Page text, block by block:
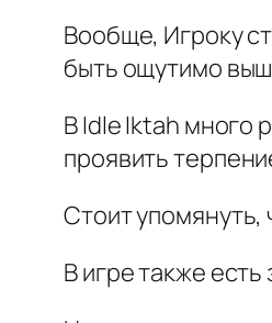
Вообще, Игроку
быть ощутимо
В Idle Iktah много
проявить
Стоит упомянуть,
В игре также есть